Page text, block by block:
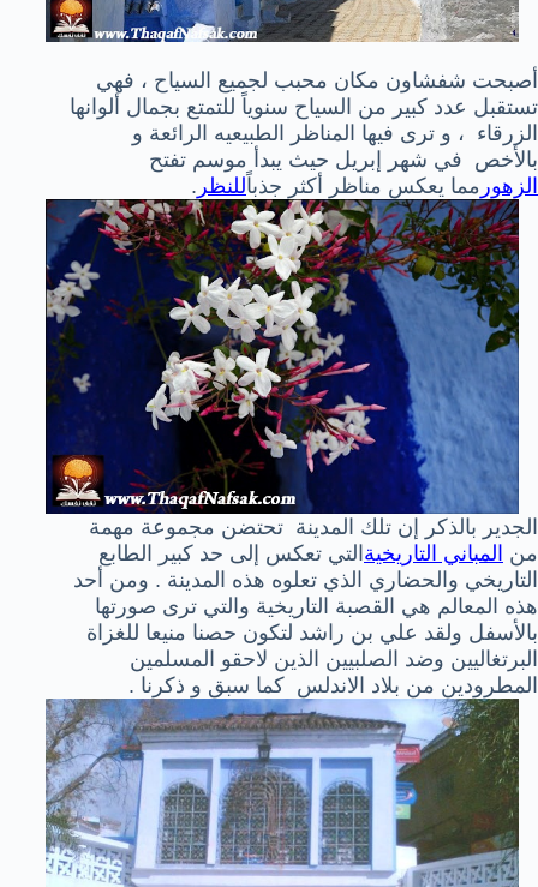
أصبحت شفشاون مكان محبب لجميع السياح ، فهي
تستقبل عدد كبير من السياح سنوياً للتمتع بجمال ألوانها
الزرقاء ، و ترى فيها المناظر الطبيعيه الرائعة و
بالأخص في شهر إبريل حيث يبدأ موسم تفتح
الزهور مما يعكس مناظر أكثر جذباًللنظر .
الجدير بالذكر إن تلك المدينة تحتضن مجموعة مهمة
من المباني التاريخية التي تعكس إلى حد كبير الطابع
التاريخي والحضاري الذي تعلوه هذه المدينة . ومن أحد
هذه المعالم هي القصبة التاريخية والتي ترى صورتها
بالأسفل ولقد علي بن راشد لتكون حصنا منيعا للغزاة
البرتغاليين وضد الصلبيين الذين لاحقو المسلمين
المطرودين من بلاد الاندلس كما سبق و ذكرنا .